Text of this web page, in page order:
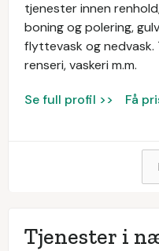
tjenester innen
boning og polering,
flyttevask og
renseri, vaskeri m.m.
Se full profil >> Få
Tjenester i